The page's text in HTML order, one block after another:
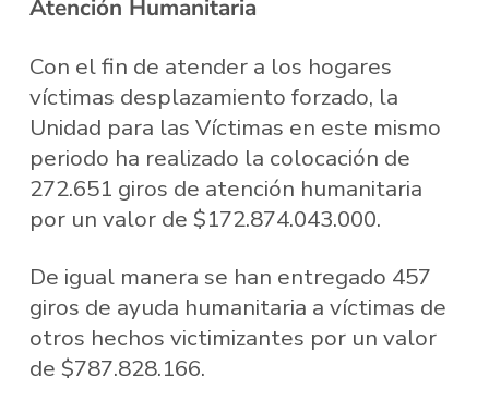
Atención Humanitaria
Con el fin de atender a los hogares
víctimas desplazamiento forzado, la
Unidad para las Víctimas en este mismo
periodo ha realizado la colocación de
272.651 giros de atención humanitaria
por un valor de $172.874.043.000.
De igual manera se han entregado 457
giros de ayuda humanitaria a víctimas de
otros hechos victimizantes por un valor
de $787.828.166.